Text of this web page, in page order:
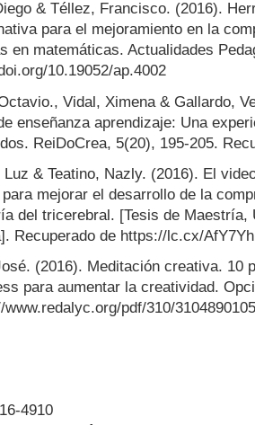
& Téllez, Francisco. (2016).
para el mejoramiento en la
en matemáticas. Actualidades
10.19052/ap.4002
Vidal, Ximena & Gallardo,
enseñanza aprendizaje: Una
ReiDoCrea, 5(20), 195-205.
& Teatino, Nazly. (2016). El
mejorar el desarrollo de la
del tricerebral. [Tesis de Maestría,
Recuperado de https://lc.cx/AfY7Yh
(2016). Meditación creativa. 10
para aumentar la creatividad.
pdf/310/
4910